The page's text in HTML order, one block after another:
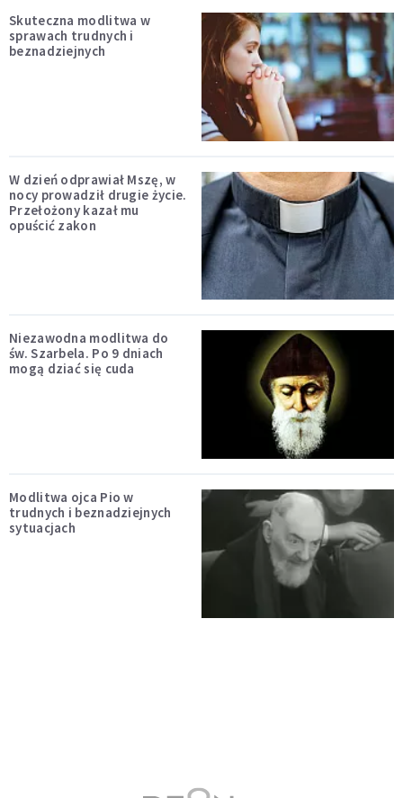
Skuteczna modlitwa w
sprawach trudnych i
beznadziejnych
W dzień odprawiał Mszę, w
nocy prowadził drugie życie.
Przełożony kazał mu
opuścić zakon
Niezawodna modlitwa do
św. Szarbela. Po 9 dniach
mogą dziać się cuda
Modlitwa ojca Pio w
trudnych i beznadziejnych
sytuacjach